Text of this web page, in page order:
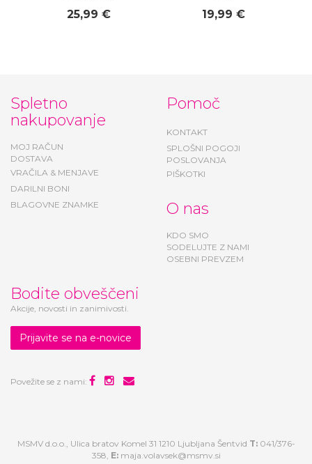
25,99 € 19,99 €
Spletno
nakupovanje
MOJ RAČUN
DOSTAVA
VRAČILA & MENJAVE
DARILNI BONI
BLAGOVNE ZNAMKE
Pomoč
KONTAKT
SPLOŠNI POGOJI
POSLOVANJA
PIŠKOTKI
O nas
KDO SMO
SODELUJTE Z NAMI
OSEBNI PREVZEM
Bodite obveščeni
Akcije, novosti in zanimivosti.
Prijavite se na e-novice
Povežite se z nami:
MSMV d.o.o., Ulica bratov Komel 31 1210 Ljubljana Šentvid T:041/376-
358, E: maja.volavsek@msmv.si